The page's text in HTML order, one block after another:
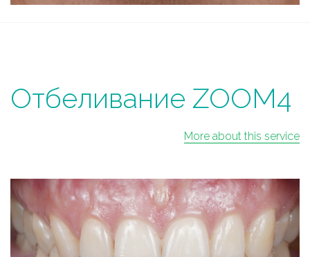
Отбеливание ZOOM4
More about this service